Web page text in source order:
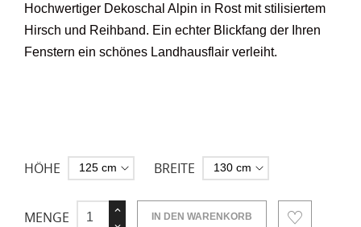
Hochwertiger Dekoschal Alpin in Rost mit stilisiertem
Hirsch und Reihband. Ein echter Blickfang der Ihren
Fenstern ein schönes Landhausflair verleiht.
HÖHE BREITE
MENGE IN DEN WARENKORB